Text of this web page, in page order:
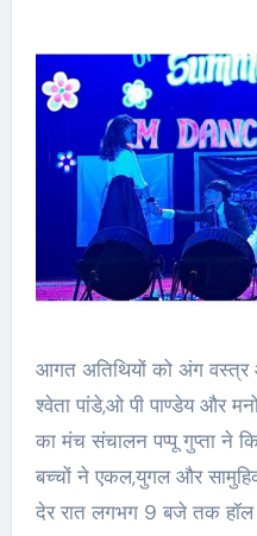
आगत अतिथियों को अंग
श्वेता पांडे,ओ पी पाण्डेय और
का मंच संचालन पप्पू गुप्ता ने
बच्चों ने एकल,युगल और
देर रात लगभग 9 बजे तक हॉल